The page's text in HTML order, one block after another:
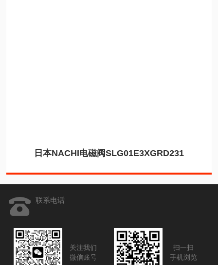
日本NACHI电磁阀SLG01E3XGRD231
联系电话
关注我们
微信账号
扫一扫
手机浏览